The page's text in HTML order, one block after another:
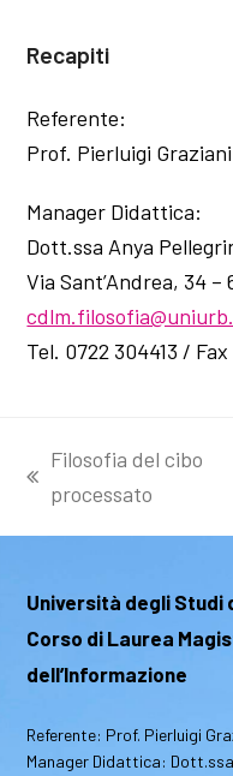
Recapiti
Referente:
Prof. Pierluigi Graziani
Manager Didattica:
Dott.ssa Anya
Via Sant’Andrea, 34 –
Tel. 0722 304413 /
post
Filosofia del cibo
processato
Università degli Studi
Corso di Laurea
dell’Informazione
Referente: Prof. Pierluigi
Manager Didattica: